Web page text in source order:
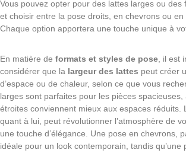
Vous pouvez opter pour des lattes larges ou des
et choisir entre la pose droits, en chevrons ou
Chaque option apportera une touche unique à
En matière de formats et styles de pose, il est
considérer que la largeur des lattes peut créer
d’espace ou de chaleur, selon ce que vous
larges sont parfaites pour les pièces
étroites conviennent mieux aux espaces réduits.
quant à lui, peut révolutionner l’atmosphère de
une touche d’élégance. Une pose en chevrons,
idéale pour un look contemporain, tandis qu’une